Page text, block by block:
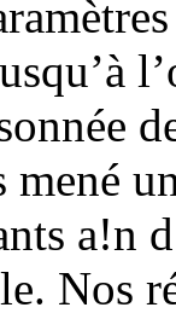
mené
a!n
Nos